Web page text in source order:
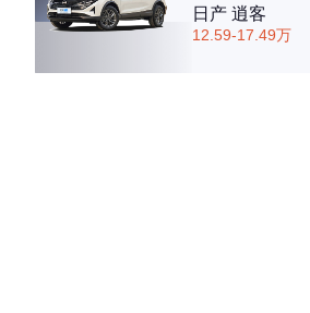
日产 逍客
12.59-17.49万